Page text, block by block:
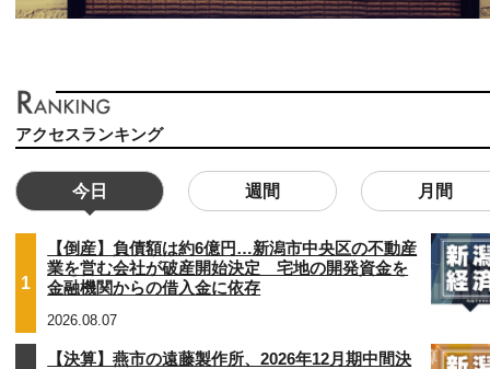
アクセスランキング
今日 週間 月間
1
【倒産】負債額は約6億円…新潟市中央区の不動産
業を営む会社が破産開始決定 宅地の開発資金を
金融機関からの借入金に依存
2026.08.07
【決算】燕市の遠藤製作所、2026年12月期中間決